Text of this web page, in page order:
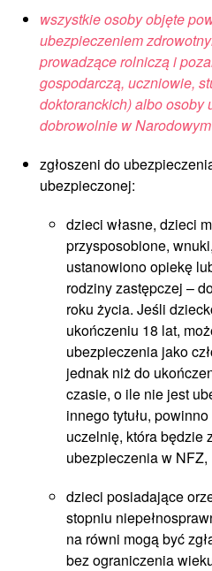
wszystkie osoby objęte
ubezpieczeniem
prowadzące rolniczą i
gospodarczą, uczniowie,
doktoranckich) albo osoby
dobrowolnie w
zgłoszeni do
ubezpieczonej:
dzieci własne, dzieci
przysposobione,
ustanowiono opiekę
rodziny zastępczej –
roku życia. Jeśli
ukończeniu 18 lat,
ubezpieczenia jako
jednak niż do
czasie, o ile nie jest
innego tytułu,
uczelnię, która będzie
ubezpieczenia w NFZ,
dzieci posiadające
stopniu
na równi mogą być
bez ograniczenia